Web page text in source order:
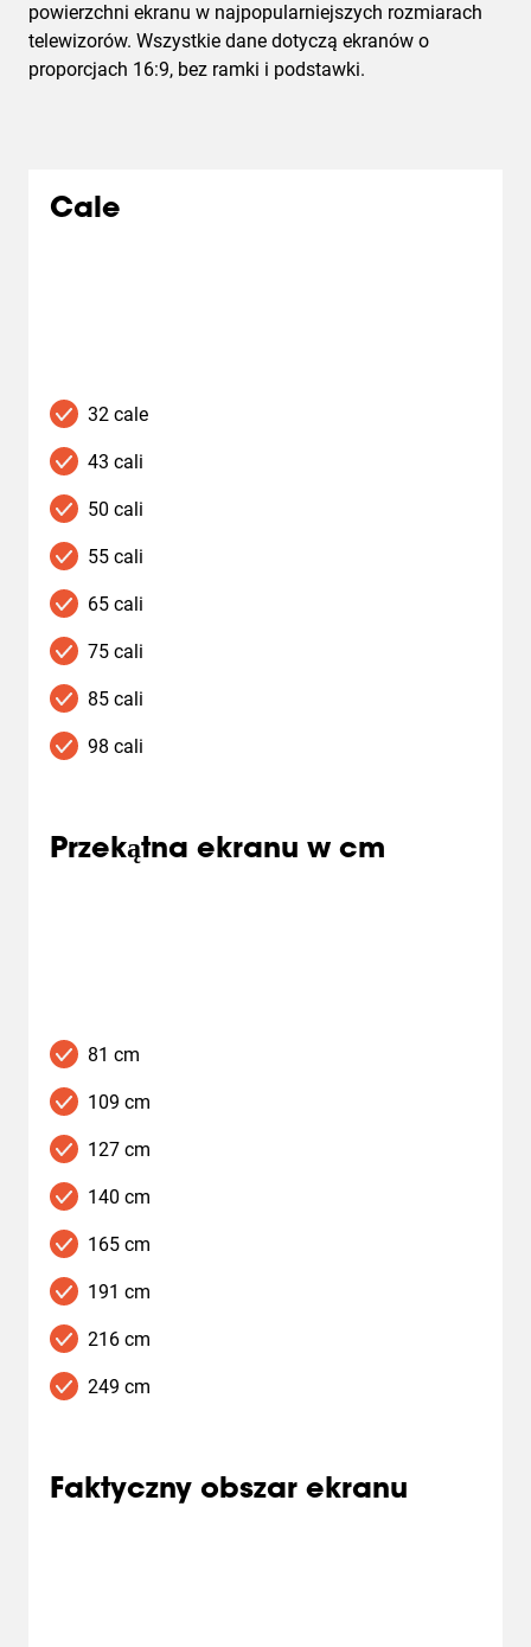
powierzchni ekranu w najpopularniejszych rozmiarach
telewizorów. Wszystkie dane dotyczą ekranów o
proporcjach 16:9, bez ramki i podstawki.
Cale
32 cale
43 cali
50 cali
55 cali
65 cali
75 cali
85 cali
98 cali
Przekątna ekranu w cm
81 cm
109 cm
127 cm
140 cm
165 cm
191 cm
216 cm
249 cm
Faktyczny obszar ekranu